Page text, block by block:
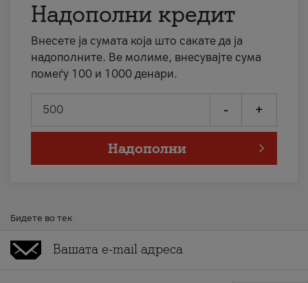
Надополни кредит
Внесете ја сумата која што сакате да ја
надополните. Ве молиме, внесувајте сума
помеѓу 100 и 1000 денари.
- +
Надополни
Бидете во тек